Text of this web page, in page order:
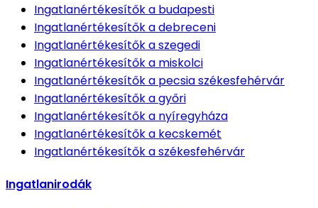
Ingatlanértékesítőka budapesti
Ingatlanértékesítőka debreceni
Ingatlanértékesítőka szegedi
Ingatlanértékesítőka miskolci
Ingatlanértékesítőka pecsia székesfehérvár
Ingatlanértékesítőka győri
Ingatlanértékesítőka nyíregyháza
Ingatlanértékesítőka kecskemét
Ingatlanértékesítőka székesfehérvár
Ingatlanirodák